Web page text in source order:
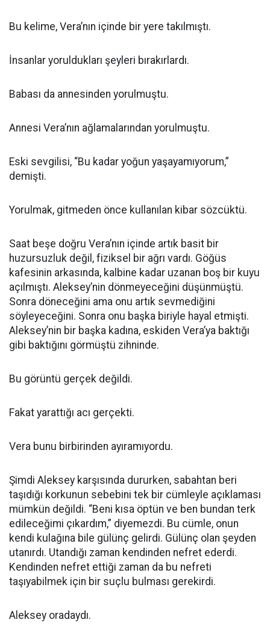
Bu kelime, Vera’nın içinde bir yere takılmıştı.
İnsanlar yoruldukları şeyleri bırakırlardı.
Babası da annesinden yorulmuştu.
Annesi Vera’nın ağlamalarından yorulmuştu.
Eski sevgilisi, “Bu kadar yoğun yaşayamıyorum,”
demişti.
Yorulmak, gitmeden önce kullanılan kibar sözcüktü.
Saat beşe doğru Vera’nın içinde artık basit bir
huzursuzluk değil, fiziksel bir ağrı vardı. Göğüs
kafesinin arkasında, kalbine kadar uzanan boş bir kuyu
açılmıştı. Aleksey’nin dönmeyeceğini düşünmüştü.
Sonra döneceğini ama onu artık sevmediğini
söyleyeceğini. Sonra onu başka biriyle hayal etmişti.
Aleksey’nin bir başka kadına, eskiden Vera’ya baktığı
gibi baktığını görmüştü zihninde.
Bu görüntü gerçek değildi.
Fakat yarattığı acı gerçekti.
Vera bunu birbirinden ayıramıyordu.
Şimdi Aleksey karşısında dururken, sabahtan beri
taşıdığı korkunun sebebini tek bir cümleyle açıklaması
mümkün değildi. “Beni kısa öptün ve ben bundan terk
edileceğimi çıkardım,” diyemezdi. Bu cümle, onun
kendi kulağına bile gülünç gelirdi. Gülünç olan şeyden
utanırdı. Utandığı zaman kendinden nefret ederdi.
Kendinden nefret ettiği zaman da bu nefreti
taşıyabilmek için bir suçlu bulması gerekirdi.
Aleksey oradaydı.